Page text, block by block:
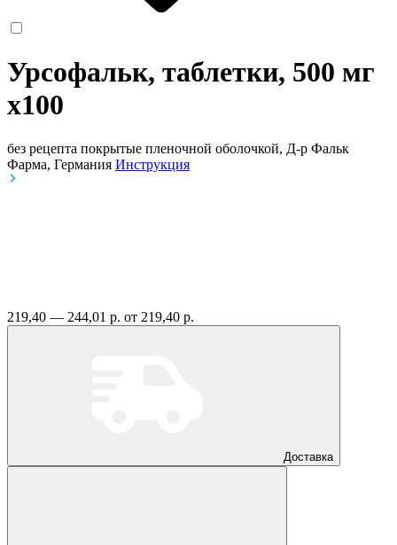
Урсофальк, таблетки, 500 мг
x100
без рецепта покрытые пленочной оболочкой, Д-р Фальк
Фарма, Германия Инструкция
219,40 — 244,01 р. от 219,40 р.
Доставка